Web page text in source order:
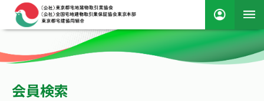
会員検索